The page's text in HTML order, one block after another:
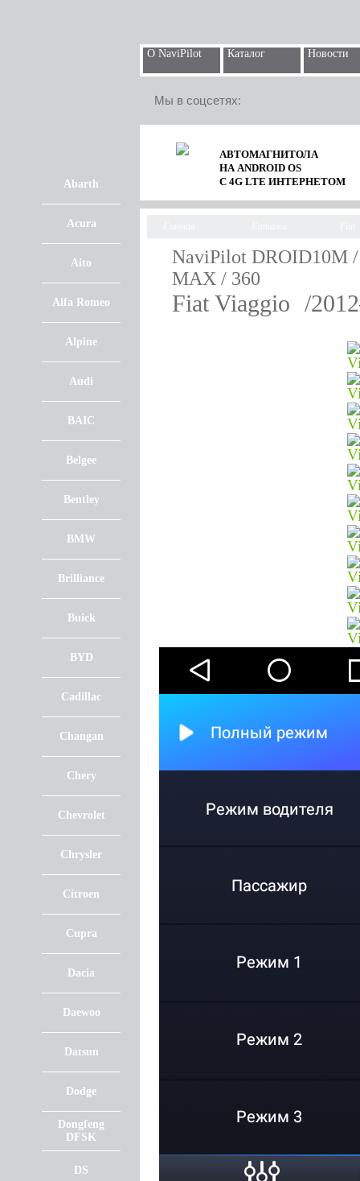
О NaviPilot Каталог Новости
Мы в соцсетях:
Abarth
Acura
Aito
Alfa Romeo
Alpine
Audi
BAIC
Belgee
Bentley
BMW
Brilliance
Buick
BYD
Cadillac
Changan
Chery
Chevrolet
Chrysler
Citroen
Cupra
Dacia
Daewoo
Datsun
Dodge
Dongfeng
DFSK
DS
АВТОМАГНИТОЛА
НА ANDROID OS
С 4G LTE ИНТЕРНЕТОМ
NaviPilot DROID10M
MAX / 360
Fiat Viaggio /